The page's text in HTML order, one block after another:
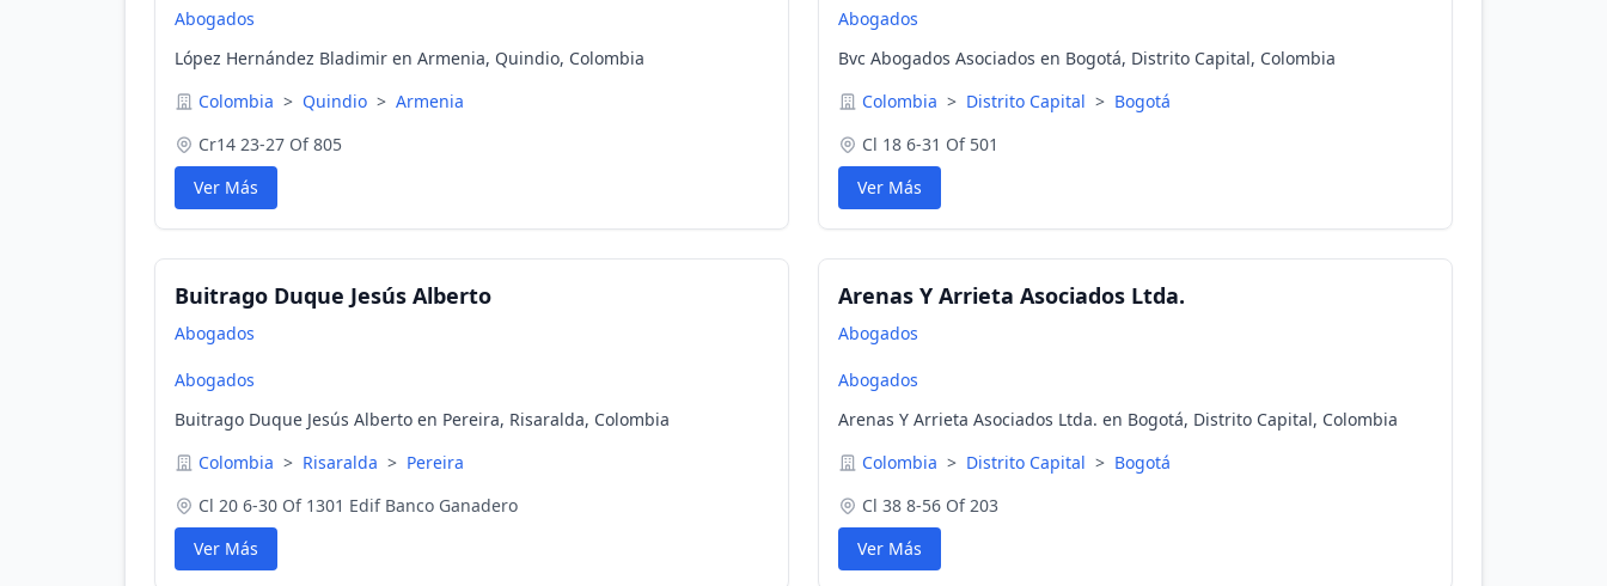
Abogados
López Hernández Bladimir en Armenia, Quindio, Colombia
Colombia > Quindio > Armenia
Cr14 23-27 Of 805
Ver Más
Abogados
Bvc Abogados Asociados en Bogotá, Distrito Capital, Colombia
Colombia > Distrito Capital > Bogotá
Cl 18 6-31 Of 501
Ver Más
Buitrago Duque Jesús Alberto
Abogados
Abogados
Buitrago Duque Jesús Alberto en Pereira, Risaralda, Colombia
Colombia > Risaralda > Pereira
Cl 20 6-30 Of 1301 Edif Banco Ganadero
Ver Más
Arenas Y Arrieta Asociados Ltda.
Abogados
Abogados
Arenas Y Arrieta Asociados Ltda. en Bogotá, Distrito Capital, Colombia
Colombia > Distrito Capital > Bogotá
Cl 38 8-56 Of 203
Ver Más